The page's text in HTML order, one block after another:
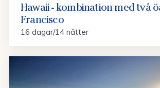
Hawaii - kombination med två
Francisco
16 dagar/14 nätter